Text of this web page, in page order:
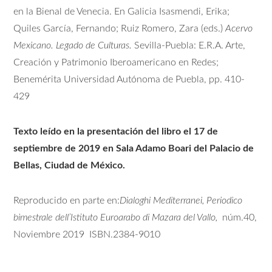
en la Bienal de Venecia. En Galicia Isasmendi, Erika;
Quiles García, Fernando; Ruiz Romero, Zara (eds.)Acervo
Mexicano. Legado de Culturas. Sevilla-Puebla: E.R.A. Arte,
Creación y Patrimonio Iberoamericano en Redes;
Benemérita Universidad Autónoma de Puebla, pp. 410-
429
Texto leído en la presentación del libro el 17 de
septiembre de 2019 en Sala Adamo Boari del Palacio de
Bellas, Ciudad de México.
Reproducido en parte en:Dialoghi Mediterranei, Periodico
bimestrale dell’Istituto Euroarabo di Mazara del Vallo, núm.40,
Noviembre 2019 ISBN.2384-9010